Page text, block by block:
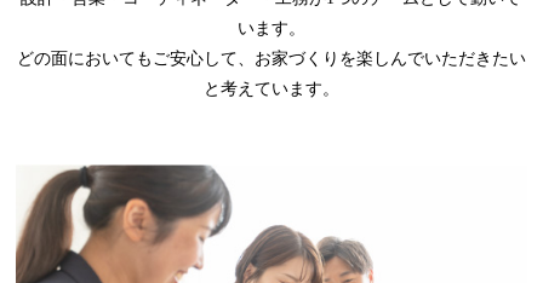
います。
どの面においてもご安心して、お家づくりを楽しんでいただきたい
と考えています。